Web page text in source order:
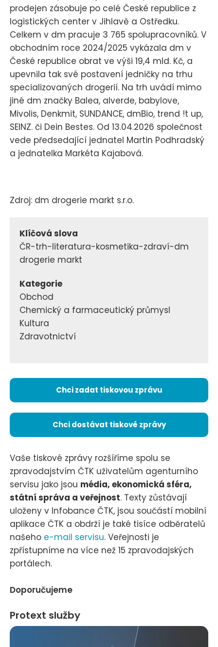
prodejen zásobuje po celé České republice z
logistických center v Jihlavě a Ostředku.
Celkem v dm pracuje 3 765 spolupracovníků. V
obchodním roce 2024/2025 vykázala dm v
České republice obrat ve výši 19,4 mld. Kč, a
upevnila tak své postavení jedničky na trhu
specializovaných drogerií. Na trh uvádí mimo
jiné dm značky Balea, alverde, babylove,
Mivolis, Denkmit, SUNDANCE, dmBio, trend !t up,
SEINZ. či Dein Bestes. Od 13.04.2026 společnost
vede předsedající jednatel Martin Podhradský
a jednatelka Markéta Kajabová.
Zdroj: dm drogerie markt s.r.o.
Klíčová slova
ČR-trh-literatura-kosmetika-zdraví-dm
drogerie markt
Kategorie
Obchod
Chemický a farmaceutický průmysl
Kultura
Zdravotnictví
Chci zadat tiskovou zprávu
Chci dostávat tiskové zprávy
Vaše tiskové zprávy rozšíříme spolu se
zpravodajstvím ČTK uživatelům agenturního
servisu jako jsou média, ekonomická sféra,
státní správa a veřejnost. Texty zůstávají
uloženy v Infobance ČTK, jsou součástí mobilní
aplikace ČTK a obdrží je také tisíce odběratelů
našeho e-mail servisu. Veřejnosti je
zpřístupníme na více než 15 zpravodajských
portálech.
Doporučujeme
Protext služby